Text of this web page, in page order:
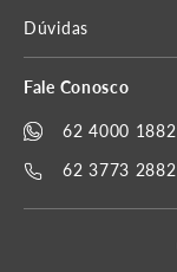
Dúvidas
Fale Conosco
62 4000 1882
62 3773 2882